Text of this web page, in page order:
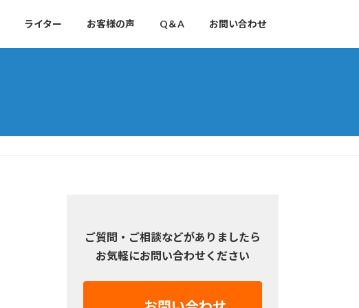
ライター お客様の声 Q＆A お問い合わせ
ご質問・ご相談などがありましたら
お気軽にお問い合わせください